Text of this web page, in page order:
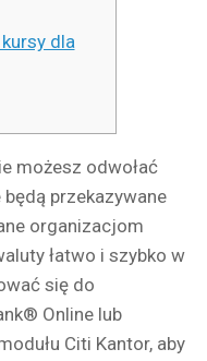
dla
możesz odwołać
przekazywane
organizacjom
łatwo i szybko w
się do
Online lub
Citi Kantor, aby